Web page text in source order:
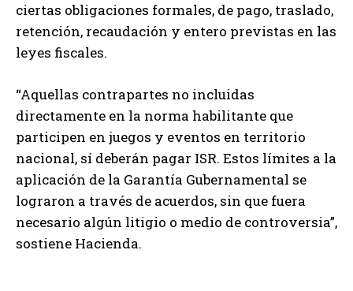
ciertas obligaciones formales, de pago, traslado,
retención, recaudación y entero previstas en las
leyes fiscales.
“Aquellas contrapartes no incluidas
directamente en la norma habilitante que
participen en juegos y eventos en territorio
nacional, sí deberán pagar ISR. Estos límites a la
aplicación de la Garantía Gubernamental se
lograron a través de acuerdos, sin que fuera
necesario algún litigio o medio de controversia”,
sostiene Hacienda.